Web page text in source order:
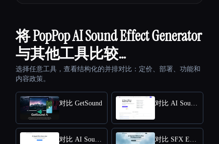
将 PopPop AI Sound Effect Generator
与其他工具比较…
选择任意工具，查看结构化的并排对比：定价、部署、功能和
内容政策。
对比 GetSound 对比 AI Sound Effect Generator
对比 AI Sound Effects Generator 对比 SFX Engine